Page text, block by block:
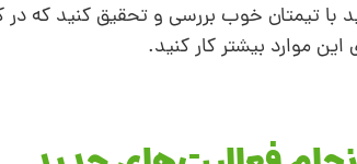
با تیمتان خوب بررسی و تحقیق کنید که
این موارد بیشتر کار کنید.